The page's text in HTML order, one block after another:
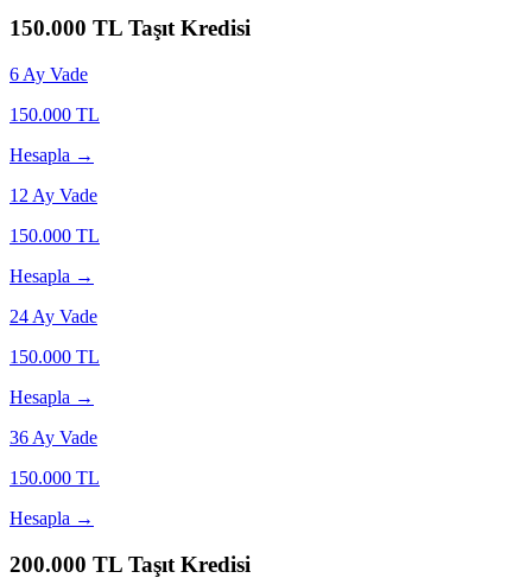
150.000 TL Taşıt Kredisi
6 Ay Vade
150.000 TL
Hesapla →
12 Ay Vade
150.000 TL
Hesapla →
24 Ay Vade
150.000 TL
Hesapla →
36 Ay Vade
150.000 TL
Hesapla →
200.000 TL Taşıt Kredisi